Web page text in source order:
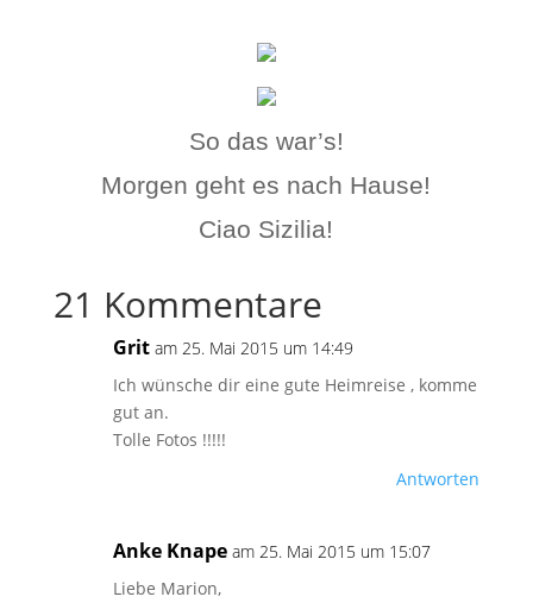
So das war’s!
Morgen geht es nach Hause!
Ciao Sizilia!
21 Kommentare
Grit am 25. Mai 2015 um 14:49
Ich wünsche dir eine gute Heimreise , komme
gut an.
Tolle Fotos !!!!!
Antworten
Anke Knape am 25. Mai 2015 um 15:07
Liebe Marion,